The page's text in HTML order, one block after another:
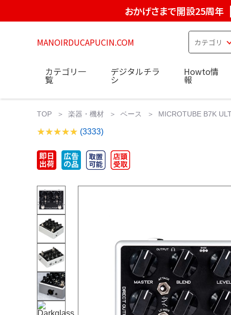
おかげさまで開設25周年
MANOIRDUCAPUCIN.COM
カテゴリ一
覧
デジタルチラ
シ
Howto情
報
TOP 楽器・機材 ベース MICROTUBE B7K
(3333)